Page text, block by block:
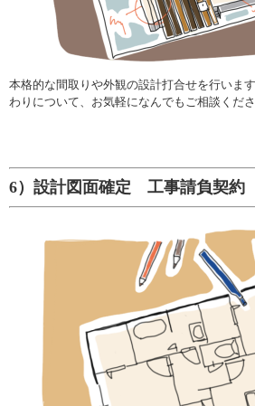
本格的な間取りや外観の設計打合せを行いま
わりについて、お気軽になんでもご相談くださ
6）設計図面確定 工事請負契約